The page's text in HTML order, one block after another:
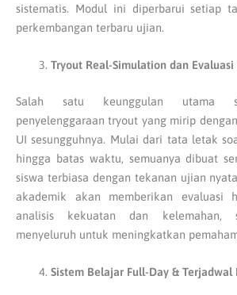
sistematis. Modul ini diperbarui setiap
perkembangan terbaru ujian.
Tryout Real-Simulation dan
Salah satu keunggulan utama
penyelenggaraan tryout yang mirip
UI sesungguhnya. Mulai dari tata letak
hingga batas waktu, semuanya dibuat
siswa terbiasa dengan tekanan ujian
akademik akan memberikan evaluasi
analisis kekuatan dan kelemahan,
menyeluruh untuk meningkatkan
Sistem Belajar Full-Day & Terjadwal